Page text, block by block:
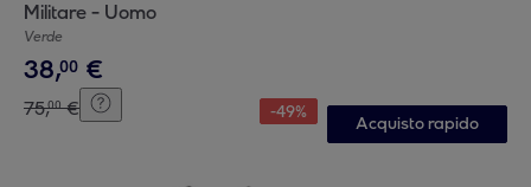
Militare - Uomo
Verde
38,00 €
75,00 € -49%
Acquisto rapido